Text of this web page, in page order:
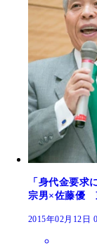
「身代金要求
宗男×佐藤優
2015年02月12日